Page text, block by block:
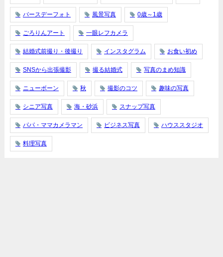
バースデーフォト 風景写真 0歳～1歳
ごろりんアート 一眼レフカメラ
結婚式前撮り・後撮り インスタグラム お食い初め
SNSから出張撮影 撮る結婚式 写真のまめ知識
ニューボーン 秋 撮影のコツ 趣味の写真
シニア写真 海・砂浜 スナップ写真
パパ・ママカメラマン ビジネス写真 ハウススタジオ
料理写真